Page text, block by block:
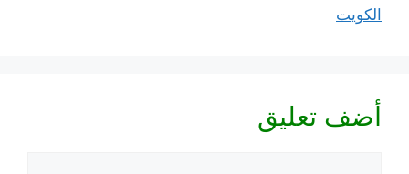
الكويت
أضف تعليق